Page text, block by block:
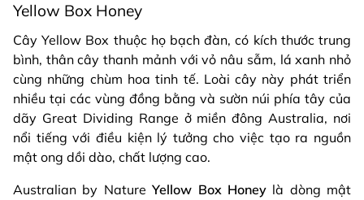
Yellow Box Honey
Cây Yellow Box thuộc họ bạch đàn, có kích thước trung
bình, thân cây thanh mảnh với vỏ nâu sẫm, lá xanh nhỏ
cùng những chùm hoa tinh tế. Loài cây này phát triển
nhiều tại các vùng đồng bằng và sườn núi phía tây của
dãy Great Dividing Range ở miền đông Australia, nơi
nổi tiếng với điều kiện lý tưởng cho việc tạo ra nguồn
mật ong dồi dào, chất lượng cao.
Australian by NatureYellow Box Honeylà dòng mật